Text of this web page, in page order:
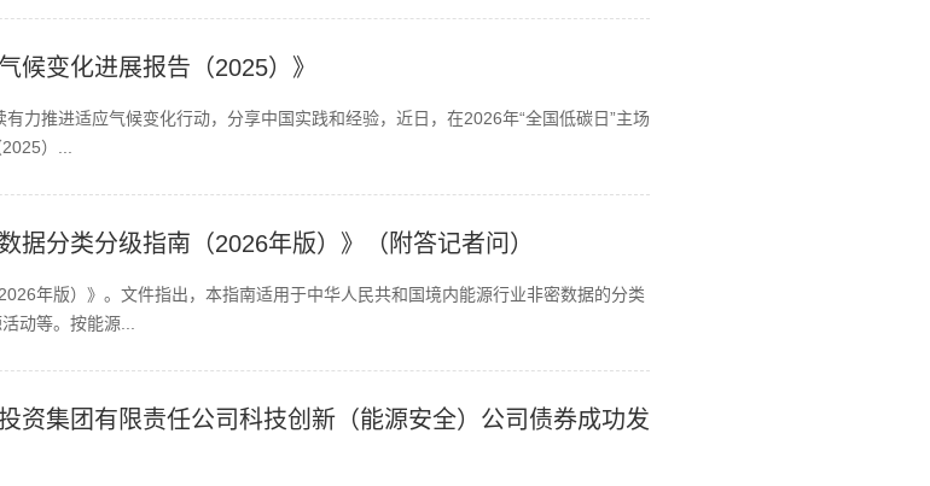
候变化进展报告（2025）》
力推进适应气候变化行动，分享中国实践和经验，近日，在2026年“全国低碳日”主场
）...
据分类分级指南（2026年版）》（附答记者问）
年版）》。文件指出，本指南适用于中华人民共和国境内能源行业非密数据的分类
动等。按能源...
资集团有限责任公司科技创新（能源安全）公司债券成功发